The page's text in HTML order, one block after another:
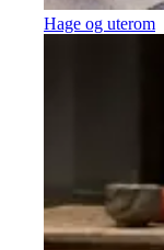
Hage og uterom